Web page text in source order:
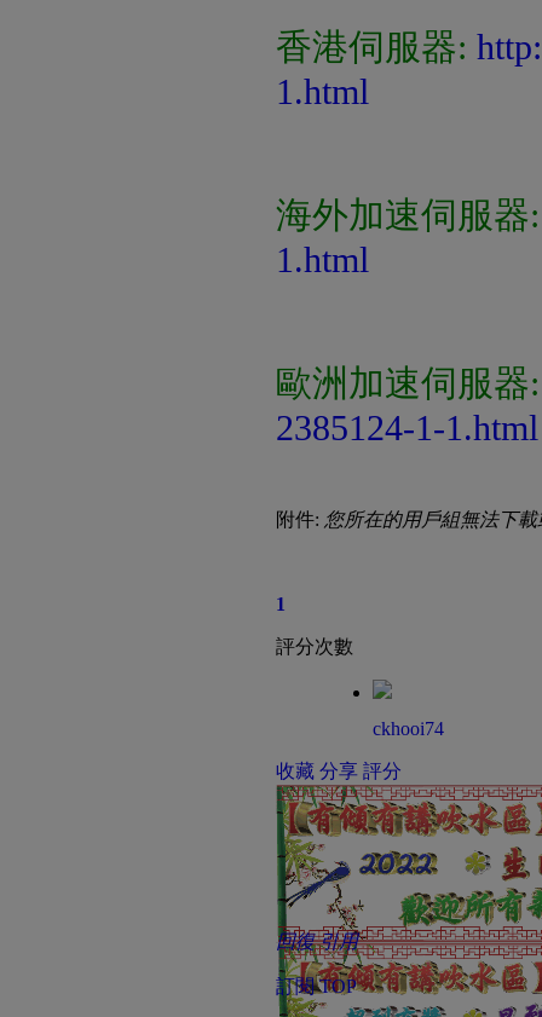
香港伺服器:
1.html
海外加速伺服
1.html
歐洲加速伺服
2385124-1-1.html
附件: 您所在的用戶組無法下
1
評分次數
ckhooi74
收藏 分享 評分
回復 引用
訂閱 TOP